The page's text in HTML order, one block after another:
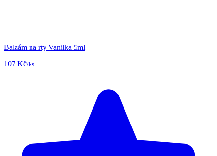
Balzám na rty Vanilka 5ml
107 Kč/ks